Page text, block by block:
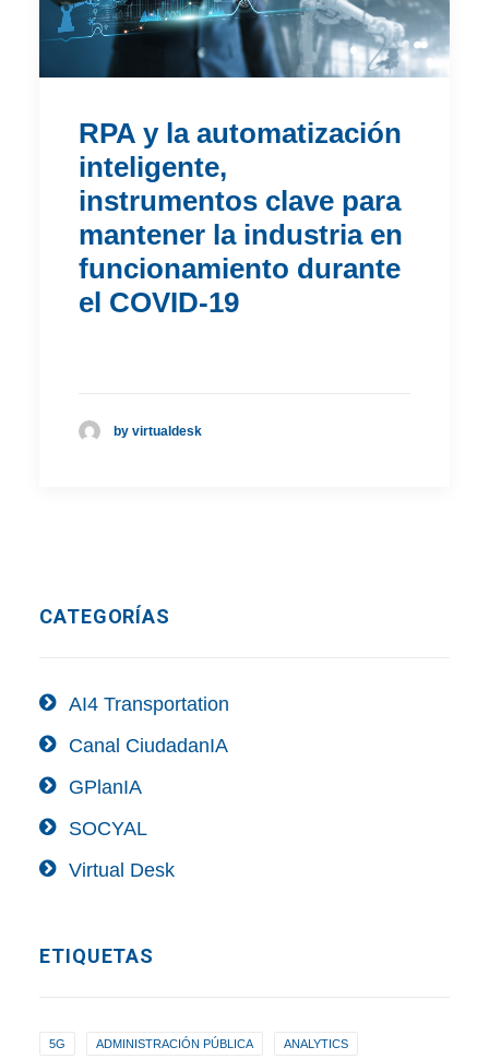
RPA y la automatización
inteligente,
instrumentos clave para
mantener la industria en
funcionamiento durante
el COVID-19
by virtualdesk
CATEGORÍAS
AI4 Transportation
Canal CiudadanIA
GPlanIA
SOCYAL
Virtual Desk
ETIQUETAS
5G ADMINISTRACIÓN PÚBLICA ANALYTICS